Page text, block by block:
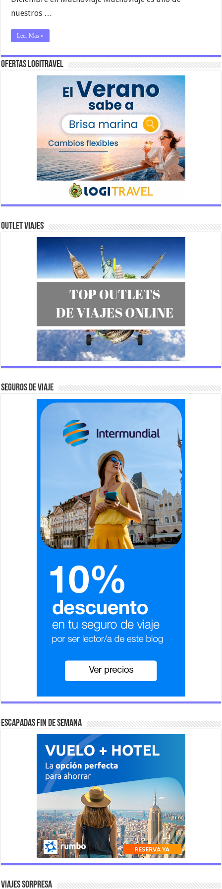
nuestros …
Leer Mas »
Ofertas Logitravel
Outlet Viajes
SEGUROS DE VIAJE
Escapadas fin de semana
Viajes Sorpresa